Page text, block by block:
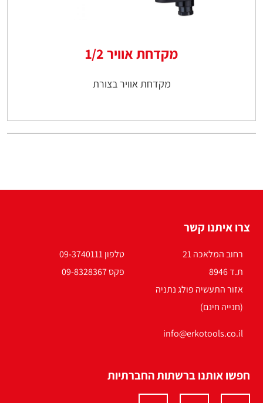
מקדחת אוויר 1/2
מקדחת אוויר בצורת
צרו איתנו קשר
רחוב המלאכה 21
ת.ד 8946
אזור התעשיה פולג נתניה
(חנייה חינם)
טלפון 09-3740111
פקס 09-8328367
info@erkotools.co.il
חפשו אותנו ברשתות החברתיות